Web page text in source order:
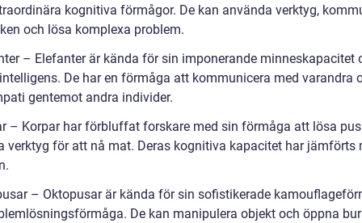
kognitiva förmågor. De kan använda verktyg,
och lösa komplexa problem.
– Elefanter är kända för sin imponerande minneskapacitet
De har en förmåga att kommunicera med varandra
gentemot andra individer.
– Korpar har förbluffat forskare med sin förmåga att lösa
verktyg för att nå mat. Deras kognitiva kapacitet har jämförts
– Oktopusar är kända för sin sofistikerade
De kan manipulera objekt och öppna